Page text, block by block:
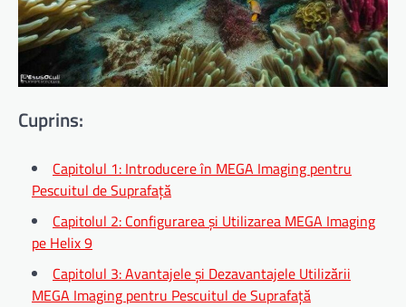
Cuprins:
Capitolul 1: Introducere în MEGA Imaging pentru
Pescuitul de Suprafață
Capitolul 2: Configurarea și Utilizarea MEGA Imaging
pe Helix 9
Capitolul 3: Avantajele și Dezavantajele Utilizării
MEGA Imaging pentru Pescuitul de Suprafață